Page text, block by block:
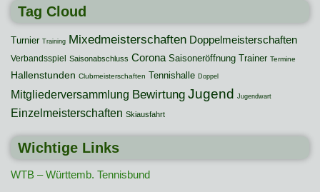
Tag Cloud
Turnier Training Mixedmeisterschaften Doppelmeisterschaften
Verbandsspiel Saisonabschluss Corona Saisoneröffnung Trainer Termine
Hallenstunden Clubmeisterschaften Tennishalle Doppel
Mitgliederversammlung Bewirtung Jugend Jugendwart
Einzelmeisterschaften Skiausfahrt
Wichtige Links
WTB – Württemb. Tennisbund